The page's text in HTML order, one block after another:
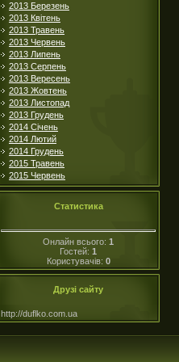
2013 Березень
2013 Квітень
2013 Травень
2013 Червень
2013 Липень
2013 Серпень
2013 Вересень
2013 Жовтень
2013 Листопад
2013 Грудень
2014 Січень
2014 Лютий
2014 Грудень
2015 Травень
2015 Червень
Статистика
Онлайн всього: 1
Гостей: 1
Користувачів: 0
Друзі сайту
http://duflko.com.ua